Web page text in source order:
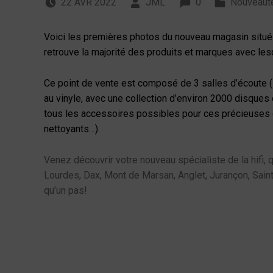
Nouveau magasin
Voici les premières photos du nouveau magasin
retrouve la majorité des produits et marques avec
Ce point de vente est composé de 3 salles d’écoute
au vinyle, avec une collection d’environ 2000
tous les accessoires possibles pour ces précieuses
nettoyants…).
Venez découvrir votre nouveau spécialiste de la hifi,
Lourdes, Dax, Mont de Marsan, Anglet, Jurançon,
qu’un pas!